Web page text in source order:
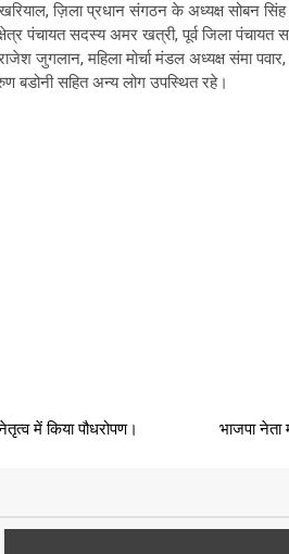
ज़िला प्रधान संगठन के अध्यक्ष सोबन
पंचायत सदस्य अमर खत्री, पूर्व जिला पंचायत
जुगलान, महिला मोर्चा मंडल अध्यक्ष संमा
बडोनी सहित अन्य लोग उपस्थित रहे।
में किया पौधरोपण।
भाजपा